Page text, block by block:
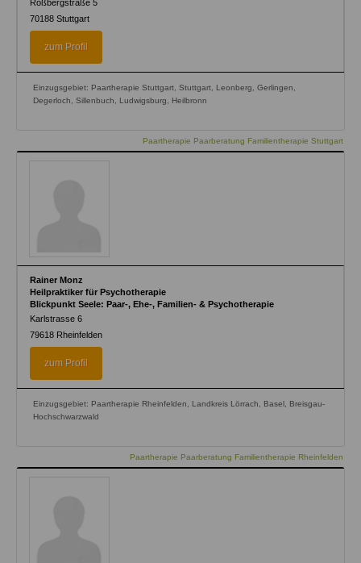
Roßbergstraße 5
70188 Stuttgart
zum Profil
Einzugsgebiet: Paartherapie Stuttgart, Stuttgart, Leonberg, Gerlingen,
Degerloch, Sillenbuch, Ludwigsburg, Heilbronn
Paartherapie Paarberatung Familientherapie Stuttgart
Rainer Monz
Heilpraktiker für Psychotherapie
Blickpunkt Seele: Paar-, Ehe-, Familien- & Psychotherapie
Karlstrasse 6
79618 Rheinfelden
zum Profil
Einzugsgebiet: Paartherapie Rheinfelden, Landkreis Lörrach, Basel, Breisgau-
Hochschwarzwald
Paartherapie Paarberatung Familientherapie Rheinfelden